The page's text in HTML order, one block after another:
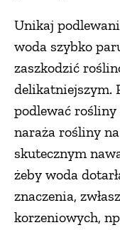
Unikaj
woda szybko
zaszkodzić
delikatniejszym.
podlewać rośliny
naraża rośliny
skutecznym
żeby woda
znaczenia,
korzeniowych,